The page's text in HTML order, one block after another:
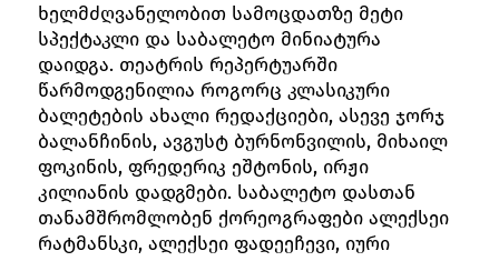
ხელმძღვანელობით სამოცდათზე მეტი
სპექტაკლი და საბალეტო მინიატურა
დაიდგა. თეატრის რეპერტუარში
წარმოდგენილია როგორც კლასიკური
ბალეტების ახალი რედაქციები, ასევე ჯორჯ
ბალანჩინის, ავგუსტ ბურნონვილის, მიხაილ
ფოკინის, ფრედერიკ ეშტონის, ირჟი
კილიანის დადგმები. საბალეტო დასთან
თანამშრომლობენ ქორეოგრაფები ალექსეი
რატმანსკი, ალექსეი ფადეეჩევი, იური